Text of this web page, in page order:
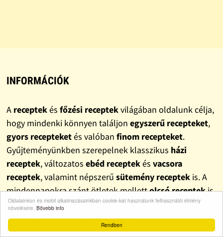
Rendben
Oldalainkon és mobil alkalmazásainkban cookie-kat használunk felhasználói élmény
növelésére. Bővebb info
INFORMÁCIÓK
A receptekés főzési receptekvilágában oldalunk célja,
hogy mindenki könnyen találjon egyszerű recepteket,
gyors recepteketés valóban finom recepteket.
Gyűjteményünkben szerepelnek klasszikus házi
receptek, változatos ebéd receptekés vacsora
receptek, valamint népszerű sütemény receptekis. A
mindennapokra szánt ötletek mellettolcsó receptekis
helyet kaptak, hogy a főzés ne csak élmény, hanem
pénztárcabarát megoldás is legyen.